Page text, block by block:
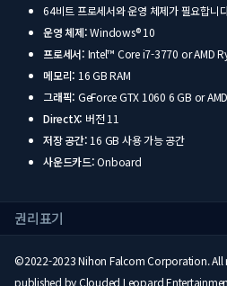
64비트 프로세서와 운영 체제가 필요합니
운영 체제:Windows® 10
프로세서: Intel™ Core i7-3770 or AMD
메모리: 16 GB RAM
그래픽: GeForce GTX 1060 6 GB or
DirectX: 버전 11
저장 공간: 16 GB 사용 가능 공간
사운드카드:Onboard
권리표기
©2022-2023 Nihon Falcom Corporation. All
published by Clouded Leopard